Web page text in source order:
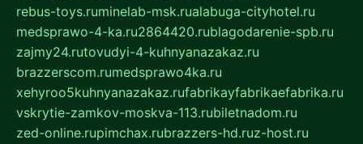
rebus-toys.ruminelab-msk.rualabuga-cityhotel.ru
medsprawo-4-ka.ru2864420.rublagodarenie-spb.ru
zajmy24.rutovudyi-4-kuhnyanazakaz.ru
brazzerscom.rumedsprawo4ka.ru
xehyroo5kuhnyanazakaz.rufabrikayfabrikaefabrika.ru
vskrytie-zamkov-moskva-113.rubiletnadom.ru
zed-online.rupimchax.rubrazzers-hd.ruz-host.ru